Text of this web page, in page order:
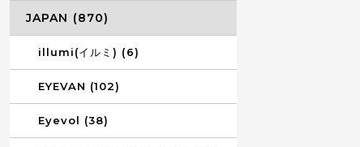
JAPAN (870)
illumi(イルミ) (6)
EYEVAN (102)
Eyevol (38)